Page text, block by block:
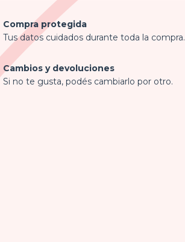
Compra protegida
Tus datos cuidados durante toda la compra.
Cambios y devoluciones
Si no te gusta, podés cambiarlo por otro.